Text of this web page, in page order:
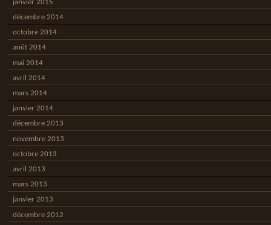
janvier 2015
décembre 2014
octobre 2014
août 2014
mai 2014
avril 2014
mars 2014
janvier 2014
décembre 2013
novembre 2013
octobre 2013
avril 2013
mars 2013
janvier 2013
décembre 2012